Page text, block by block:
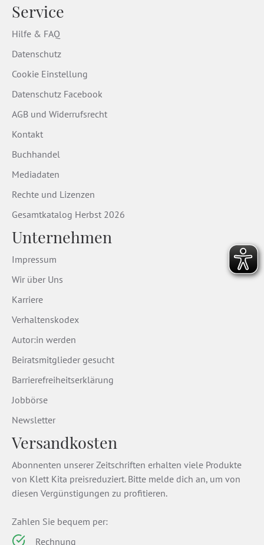
Service
Hilfe & FAQ
Datenschutz
Cookie Einstellung
Datenschutz Facebook
AGB und Widerrufsrecht
Kontakt
Buchhandel
Mediadaten
Rechte und Lizenzen
Gesamtkatalog Herbst 2026
Unternehmen
Impressum
Wir über Uns
Karriere
Verhaltenskodex
Autor:in werden
Beiratsmitglieder gesucht
Barrierefreiheitserklärung
Jobbörse
Newsletter
Versandkosten
Abonnenten unserer Zeitschriften erhalten viele Produkte
von Klett Kita preisreduziert. Bitte melde dich an, um von
diesen Vergünstigungen zu profitieren.
Zahlen Sie bequem per:
Rechnung